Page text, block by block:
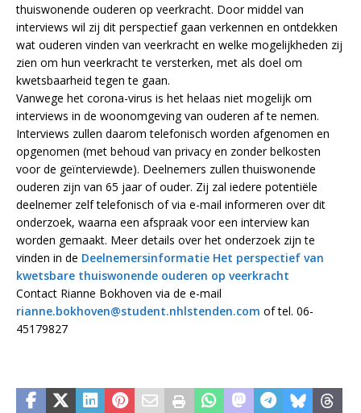
thuiswonende ouderen op veerkracht. Door middel van
interviews wil zij dit perspectief gaan verkennen en ontdekken
wat ouderen vinden van veerkracht en welke mogelijkheden zij
zien om hun veerkracht te versterken, met als doel om
kwetsbaarheid tegen te gaan.
Vanwege het corona-virus is het helaas niet mogelijk om
interviews in de woonomgeving van ouderen af te nemen.
Interviews zullen daarom telefonisch worden afgenomen en
opgenomen (met behoud van privacy en zonder belkosten
voor de geïnterviewde). Deelnemers zullen thuiswonende
ouderen zijn van 65 jaar of ouder. Zij zal iedere potentiële
deelnemer zelf telefonisch of via e-mail informeren over dit
onderzoek, waarna een afspraak voor een interview kan
worden gemaakt. Meer details over het onderzoek zijn te
vinden in de Deelnemersinformatie Het perspectief van
kwetsbare thuiswonende ouderen op veerkracht
Contact Rianne Bokhoven via de e-mail
rianne.bokhoven@student.nhlstenden.com of tel. 06-
45179827